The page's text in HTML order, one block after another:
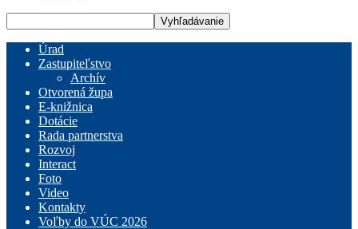
Úrad
Zastupiteľstvo
Archív
Otvorená župa
E-knižnica
Dotácie
Rada partnerstva
Rozvoj
Interact
Foto
Video
Kontakty
Voľby do VÚC 2026